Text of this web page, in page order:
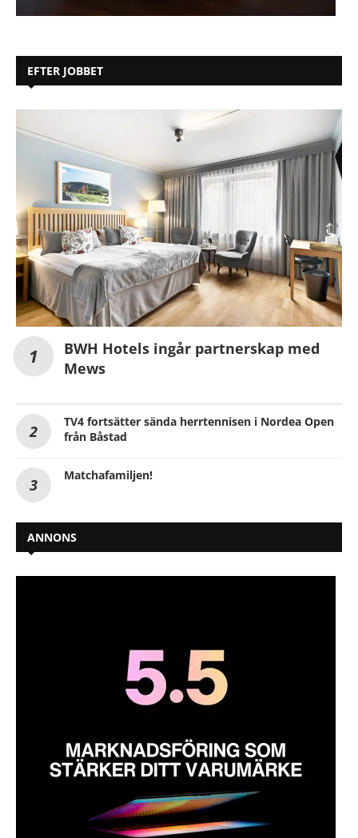
EFTER JOBBET
BWH Hotels ingår partnerskap med
Mews
TV4 fortsätter sända herrtennisen i Nordea Open
från Båstad
Matchafamiljen!
ANNONS